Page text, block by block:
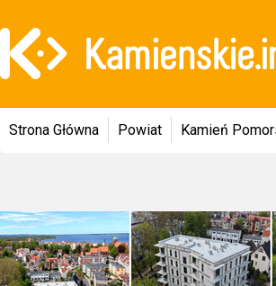
Strona Główna Powiat Kamień